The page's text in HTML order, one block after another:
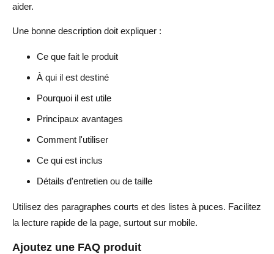
aider.
Une bonne description doit expliquer :
Ce que fait le produit
À qui il est destiné
Pourquoi il est utile
Principaux avantages
Comment l'utiliser
Ce qui est inclus
Détails d'entretien ou de taille
Utilisez des paragraphes courts et des listes à puces. Facilitez
la lecture rapide de la page, surtout sur mobile.
Ajoutez une FAQ produit